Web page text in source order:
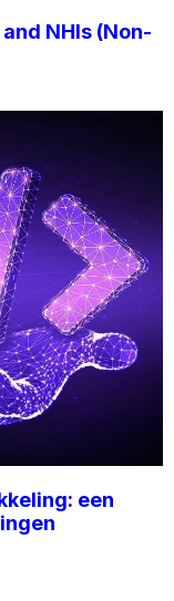
NHIs (Non-
een